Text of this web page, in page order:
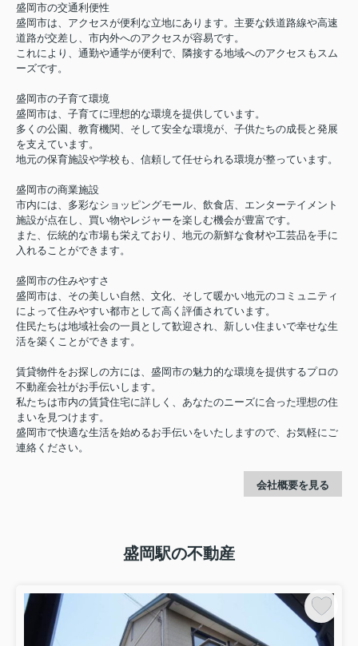
盛岡市の交通利便性
盛岡市は、アクセスが便利な立地にあります。主要な鉄道路線や高速
道路が交差し、市内外へのアクセスが容易です。
これにより、通勤や通学が便利で、隣接する地域へのアクセスもスム
ーズです。
盛岡市の子育て環境
盛岡市は、子育てに理想的な環境を提供しています。
多くの公園、教育機関、そして安全な環境が、子供たちの成長と発展
を支えています。
地元の保育施設や学校も、信頼して任せられる環境が整っています。
盛岡市の商業施設
市内には、多彩なショッピングモール、飲食店、エンターテイメント
施設が点在し、買い物やレジャーを楽しむ機会が豊富です。
また、伝統的な市場も栄えており、地元の新鮮な食材や工芸品を手に
入れることができます。
盛岡市の住みやすさ
盛岡市は、その美しい自然、文化、そして暖かい地元のコミュニティ
によって住みやすい都市として高く評価されています。
住民たちは地域社会の一員として歓迎され、新しい住まいで幸せな生
活を築くことができます。
賃貸物件をお探しの方には、盛岡市の魅力的な環境を提供するプロの
不動産会社がお手伝いします。
私たちは市内の賃貸住宅に詳しく、あなたのニーズに合った理想の住
まいを見つけます。
盛岡市で快適な生活を始めるお手伝いをいたしますので、お気軽にご
連絡ください。
会社概要を見る
盛岡駅の不動産